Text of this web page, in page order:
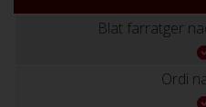
Blat farratger
Ordi